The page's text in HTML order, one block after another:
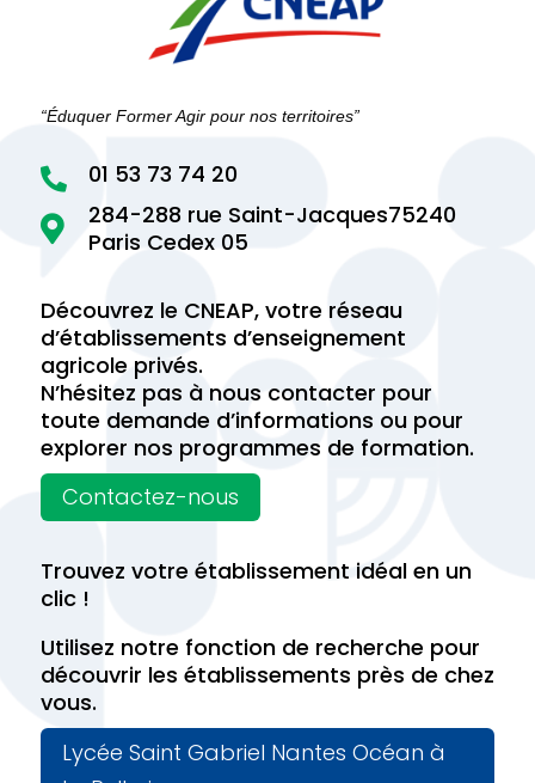
“Éduquer Former Agir pour nos territoires”


284-288 rue Saint-Jacques75240
Paris Cedex 05
01 53 73 74 20
Découvrez le CNEAP, votre réseau
d’établissements d’enseignement
agricole privés.
N’hésitez pas à nous contacter pour
toute demande d’informations ou pour
explorer nos programmes de formation.
Contactez-nous
Trouvez votre établissement idéal en un
clic !
Utilisez notre fonction de recherche pour
découvrir les établissements près de chez
vous.
Lycée Saint Gabriel Nantes Océan à